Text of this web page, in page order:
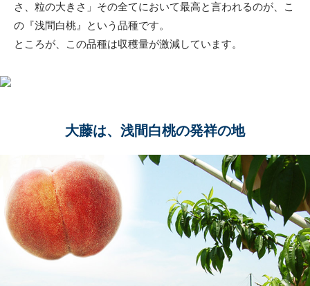
さ、粒の大きさ」その全てにおいて最高と言われるのが、こ
の『浅間白桃』という品種です。
ところが、この品種は収穫量が激減しています。
大藤は、浅間白桃の発祥の地